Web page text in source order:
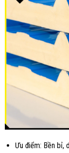
Ưu điểm: Bền bỉ,